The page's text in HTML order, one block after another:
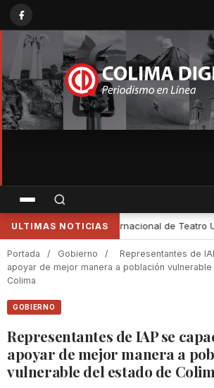
ULTIMAS NOTICIAS
UNAM • Cultura Colima e INAH
Portada / Gobierno /
Representantes de
apoyar de mejor manera a población
Colima
GOBIERNO
Representantes de IAP se
apoyar de mejor manera a
vulnerable del estado de